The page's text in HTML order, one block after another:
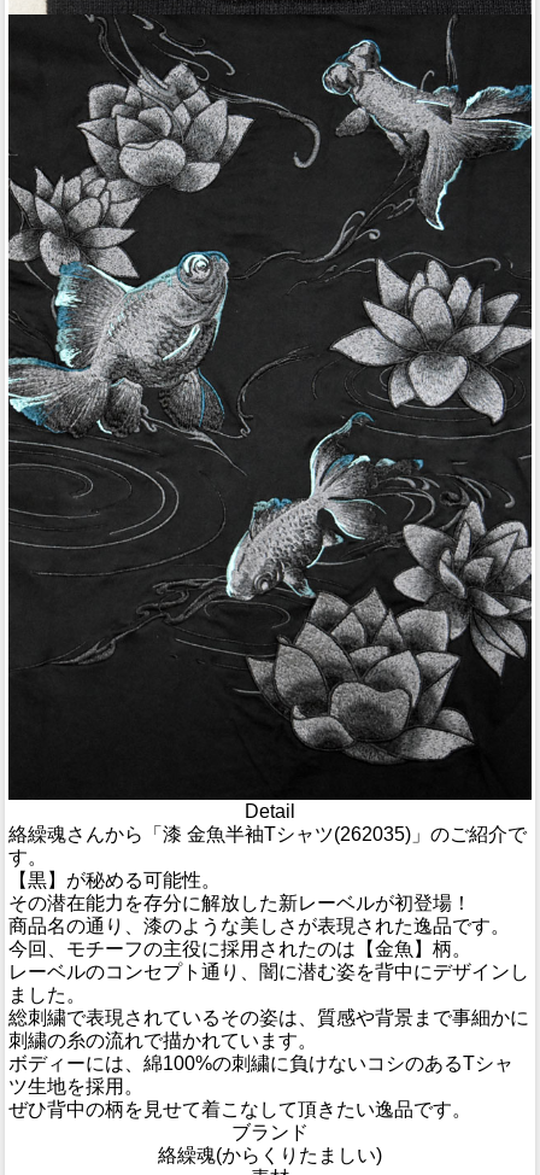
Detail
絡繰魂さんから「漆 金魚半袖Tシャツ(262035)」のご紹介で
す。
【黒】が秘める可能性。
その潜在能力を存分に解放した新レーベルが初登場！
商品名の通り、漆のような美しさが表現された逸品です。
今回、モチーフの主役に採用されたのは【金魚】柄。
レーベルのコンセプト通り、闇に潜む姿を背中にデザインし
ました。
総刺繍で表現されているその姿は、質感や背景まで事細かに
刺繍の糸の流れで描かれています。
ボディーには、綿100%の刺繍に負けないコシのあるTシャ
ツ生地を採用。
ぜひ背中の柄を見せて着こなして頂きたい逸品です。
ブランド
絡繰魂(からくりたましい)